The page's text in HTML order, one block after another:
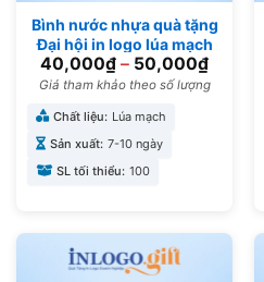
Bình nước nhựa quà tặng
Đại hội in logo lúa mạch
400ml BNN-01
40,000₫ – 50,000₫
Giá tham khảo theo số lượng
Chất liệu: Lúa mạch
Sản xuất: 7-10 ngày
SL tối thiểu: 100